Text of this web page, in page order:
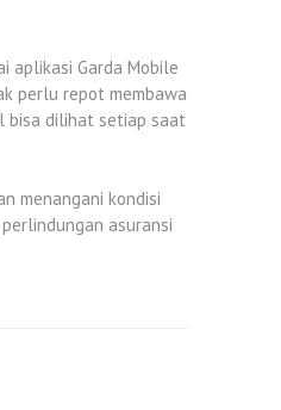
aplikasi Garda Mobile
perlu repot membawa
bisa dilihat setiap saat
menangani kondisi
asuransi